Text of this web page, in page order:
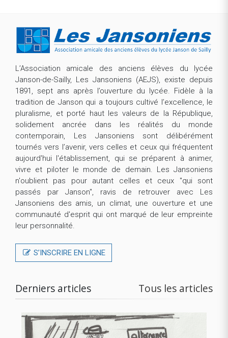
L’Association amicale des anciens élèves du lycée
Janson-de-Sailly, Les Jansoniens (AEJS), existe depuis
1891, sept ans après l’ouverture du lycée. Fidèle à la
tradition de Janson qui a toujours cultivé l’excellence, le
pluralisme, et porté haut les valeurs de la République,
solidement ancrée dans les réalités du monde
contemporain, Les Jansoniens sont délibérément
tournés vers l’avenir, vers celles et ceux qui fréquentent
aujourd'hui l'établissement, qui se préparent à animer,
vivre et piloter le monde de demain. Les Jansoniens
n'oublient pas pour autant celles et ceux "qui sont
passés par Janson", ravis de retrouver avec Les
Jansoniens des amis, un climat, une ouverture et une
communauté d'esprit qui ont marqué de leur empreinte
leur personnalité.
S’INSCRIRE EN LIGNE
Derniers articles Tous les articles